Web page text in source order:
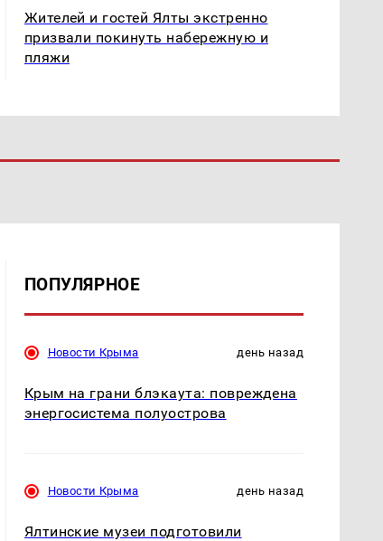
крушение вертолета на
Кавказе: смотреть
магазина: список
Жителей и гостей Ялты экстренно
призвали покинуть набережную и
пляжи
ПОПУЛЯРНОЕ
Новости Крыма день назад
Крым на грани блэкаута: повреждена
энергосистема полуострова
Новости Крыма день назад
Ялтинские музеи подготовили